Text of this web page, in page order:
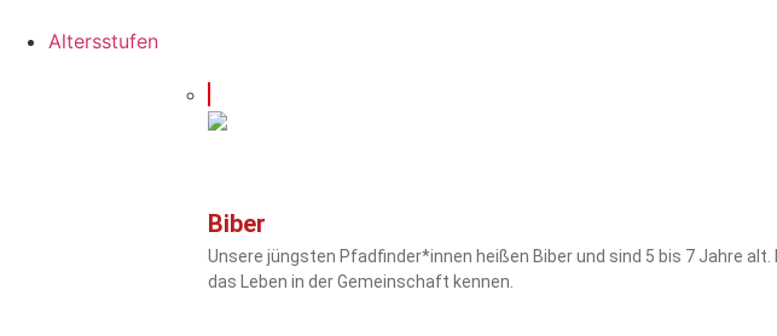
Altersstufen
Biber
Unsere jüngsten Pfadfinder*innen heißen Biber und sind 5 bis 7 Jahre
das Leben in der Gemeinschaft kennen.